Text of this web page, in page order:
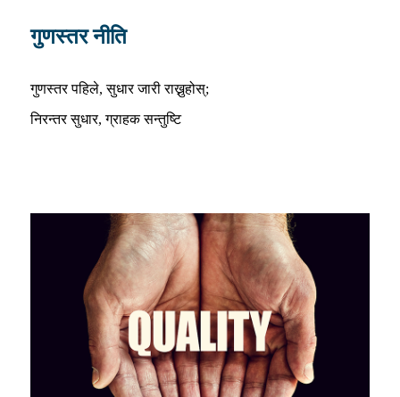
गुणस्तर नीति
गुणस्तर पहिले, सुधार जारी राख्नुहोस्;
निरन्तर सुधार, ग्राहक सन्तुष्टि